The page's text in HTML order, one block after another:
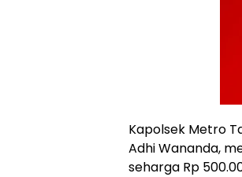
Kapolsek Metro
Adhi Wananda,
seharga Rp